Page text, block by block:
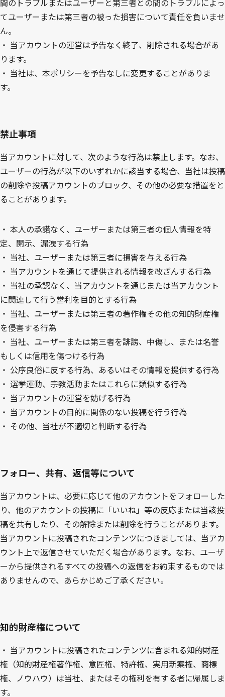
間のトラブルまたはユーザーと第三者との間のトラブルによっ
てユーザーまたは第三者の被った損害について責任を負いませ
ん。
・ 当アカウントの運営は予告なく終了、削除される場合があ
ります。
・ 当社は、本ポリシーを予告なしに変更することがありま
す。
禁止事項
当アカウントに対して、次のような行為は禁止します。なお、
ユーザーの行為が以下のいずれかに該当する場合、当社は投稿
の削除や投稿アカウントのブロック、その他の必要な措置をと
ることがあります。
・ 本人の承諾なく、ユーザーまたは第三者の個人情報を特
定、開示、漏洩する行為
・ 当社、ユーザーまたは第三者に損害を与える行為
・ 当アカウントを通じて提供される情報を改ざんする行為
・ 当社の承認なく、当アカウントを通じまたは当アカウント
に関連して行う営利を目的とする行為
・ 当社、ユーザーまたは第三者の著作権その他の知的財産権
を侵害する行為
・ 当社、ユーザーまたは第三者を誹謗、中傷し、または名誉
もしくは信用を傷つける行為
・ 公序良俗に反する行為、あるいはその情報を提供する行為
・ 選挙運動、宗教活動またはこれらに類似する行為
・ 当アカウントの運営を妨げる行為
・ 当アカウントの目的に関係のない投稿を行う行為
・ その他、当社が不適切と判断する行為
フォロー、共有、返信等について
当アカウントは、必要に応じて他のアカウントをフォローした
り、他のアカウントの投稿に「いいね」等の反応または当該投
稿を共有したり、その解除または削除を行うことがあります。
当アカウントに投稿されたコンテンツにつきましては、当アカ
ウント上で返信させていただく場合があります。なお、ユーザ
ーから提供されるすべての投稿への返信をお約束するものでは
ありませんので、あらかじめご了承ください。
知的財産権について
・ 当アカウントに投稿されたコンテンツに含まれる知的財産
権（知的財産権著作権、意匠権、特許権、実用新案権、商標
権、ノウハウ）は当社、またはその権利を有する者に帰属しま
す。